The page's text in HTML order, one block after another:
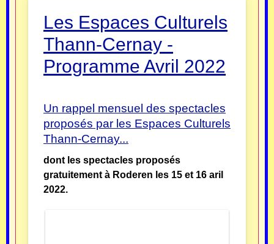
Les Espaces Culturels
Thann-Cernay -
Programme Avril 2022
Un rappel mensuel des spectacles
proposés par les Espaces Culturels
Thann-Cernay...
dont les spectacles proposés
gratuitement à Roderen les 15 et 16 aril
2022.